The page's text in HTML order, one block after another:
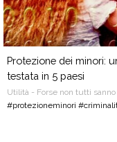
Protezione dei minori:
testata in 5 paesi
Utilità - Forse non tutti sanno
#protezioneminori